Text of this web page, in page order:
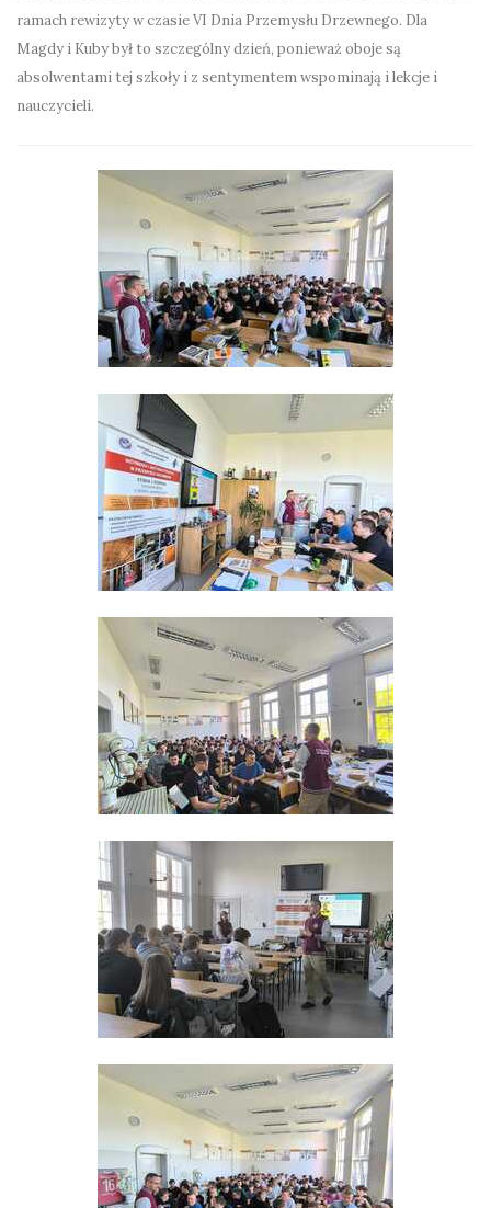
ramach rewizyty w czasie VI Dnia Przemysłu Drzewnego. Dla
Magdy i Kuby był to szczególny dzień, ponieważ oboje są
absolwentami tej szkoły i z sentymentem wspominają i lekcje i
nauczycieli.